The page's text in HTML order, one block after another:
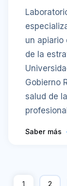
un apiario
de la
Gobierno
salud de
Saber más
1 2